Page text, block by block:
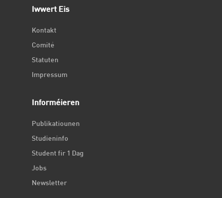
Iwwert Eis
Kontakt
Comité
Statuten
Impressum
Informéieren
Publikatiounen
Studieninfo
Student fir 1 Dag
Jobs
Newsletter